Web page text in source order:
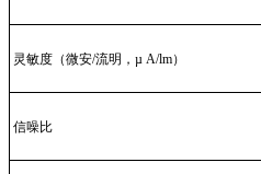
灵敏度（微安/流明，µ A/lm）
信噪比